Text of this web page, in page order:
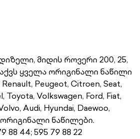
მიდის როვერი 200, 25,
ყველა ორიგინალი ნაწილი
Peugeot, Citroen, Seat,
Toyota, Volkswagen, Ford, Fiat,
Audi, Hyundai, Daewoo,
ორიგინალი ნაწილები.
88 44; 595 79 88 22